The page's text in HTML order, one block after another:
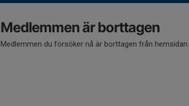
Medlemmen är borttagen
Medlemmen du försöker nå är borttagen från hemsidan.